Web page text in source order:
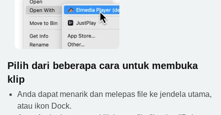
Pilih dari beberapa cara untuk membuka
klip
Anda dapat menarik dan melepas file ke jendela utama,
atau ikon Dock.